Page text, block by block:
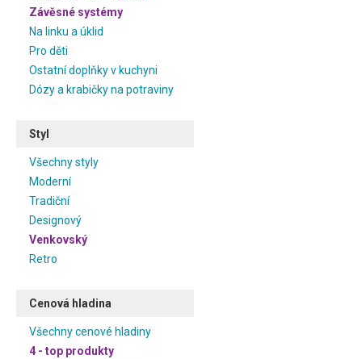
Závěsné systémy
Na linku a úklid
Pro děti
Ostatní doplňky v kuchyni
Dózy a krabičky na potraviny
Styl
Všechny styly
Moderní
Tradiční
Designový
Venkovský
Retro
Cenová hladina
Všechny cenové hladiny
4 - top produkty